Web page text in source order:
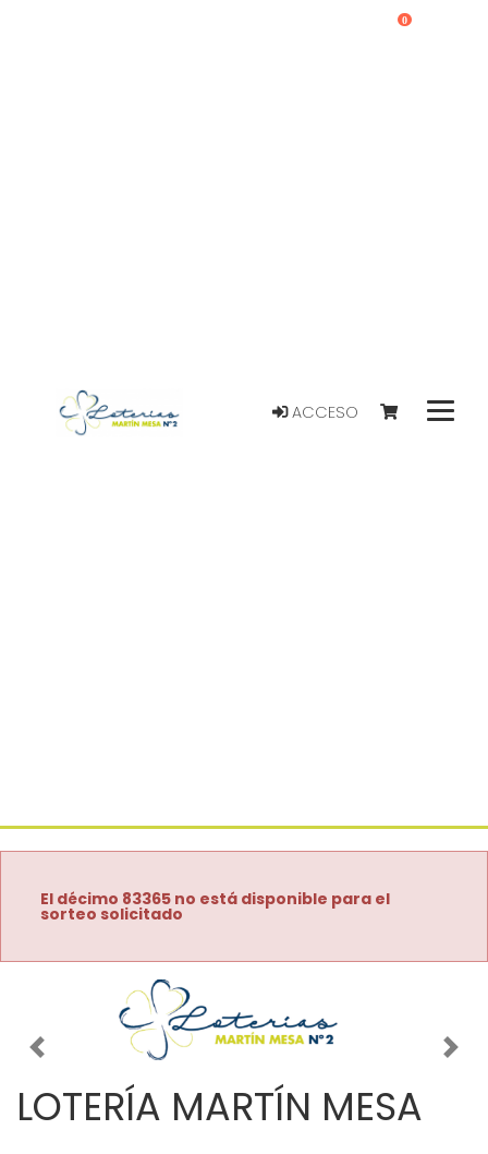
ACCESO
0
El décimo 83365 no está disponible para el
sorteo solicitado
Imagen anterior
LOTERÍA MARTÍN MESA